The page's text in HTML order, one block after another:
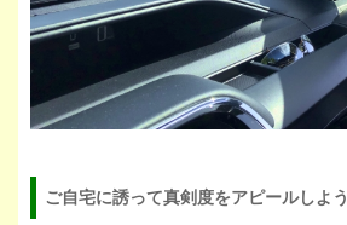
ご自宅に誘って真剣度をアピールしよう